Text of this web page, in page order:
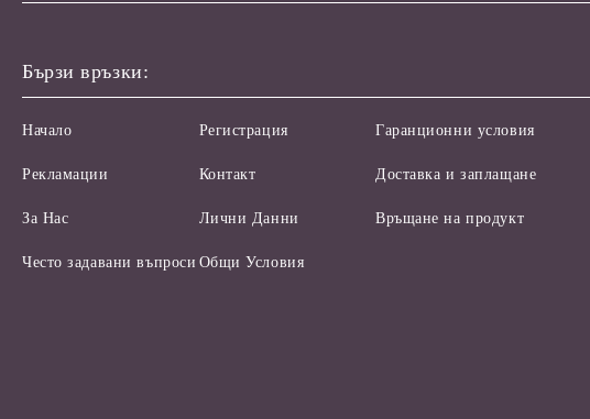
Бързи връзки:
Начало
Рекламации
За Нас
Често задавани въпроси
Регистрация
Контакт
Лични Данни
Общи Условия
Гаранционни условия
Доставка и заплащане
Връщане на продукт